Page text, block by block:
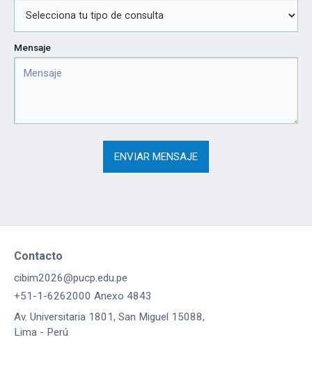
Mensaje
Contacto
cibim2026@pucp.edu.pe
+51-1-6262000 Anexo 4843
Av. Universitaria 1801, San Miguel 15088,
Lima - Perú